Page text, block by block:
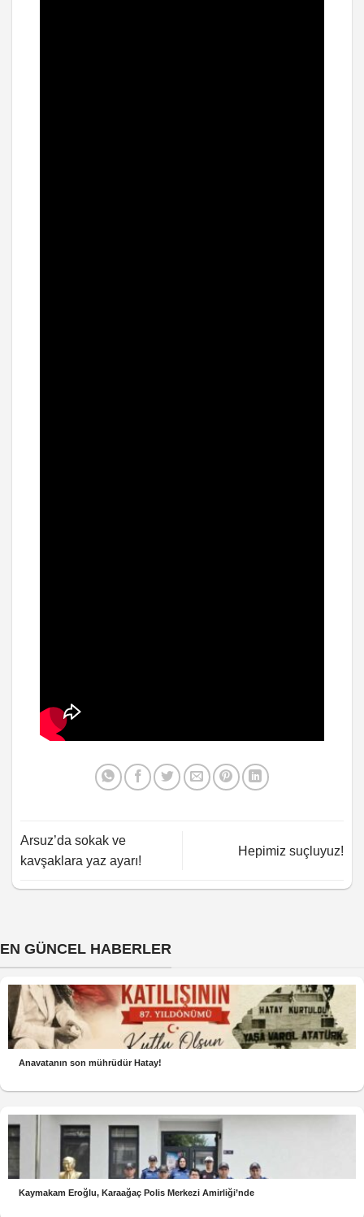
Arsuz’da sokak ve
kavşaklara yaz ayarı!
Hepimiz suçluyuz!
EN GÜNCEL HABERLER
Anavatanın son mührüdür Hatay!
Kaymakam Eroğlu, Karaağaç Polis Merkezi Amirliği’nde